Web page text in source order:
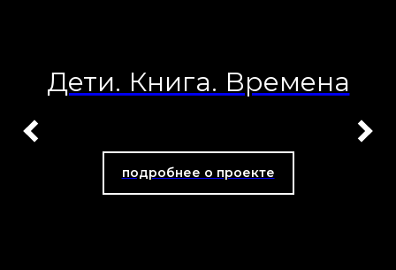
Дети. Книга. Времена
подробнее о проекте